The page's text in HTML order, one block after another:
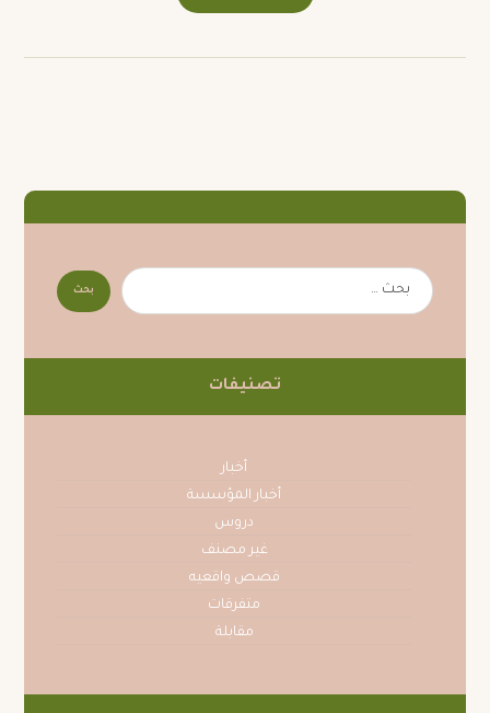
تصنيفات
أخبار
أخبار المؤسسة
دروس
غير مصنف
قصص واقعيه
متفرقات
مقابلة